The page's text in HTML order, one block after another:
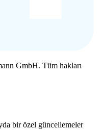
GmbH. Tüm hakları
bir özel güncellemeler